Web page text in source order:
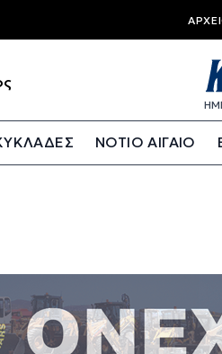
ΝΟΤΙΟ ΑΙΓΑΙΟ